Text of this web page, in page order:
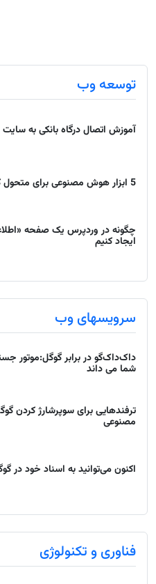
توسعه وب
آموزش اتصال درگاه بانکی به
5 ابزار هوش مصنوعی برای متحول کردن ووکامرس
چگونه در وردپرس یک صفحه
ایجاد کنیم
سرویسهای وب
داک‌داک‌گو در برابر گوگل:موتور
شما می داند
ترفندهایی برای سوپرشارژ کردن
مصنوعی
اکنون می‌توانید به اسناد خود
فناوری و تکنولوژی